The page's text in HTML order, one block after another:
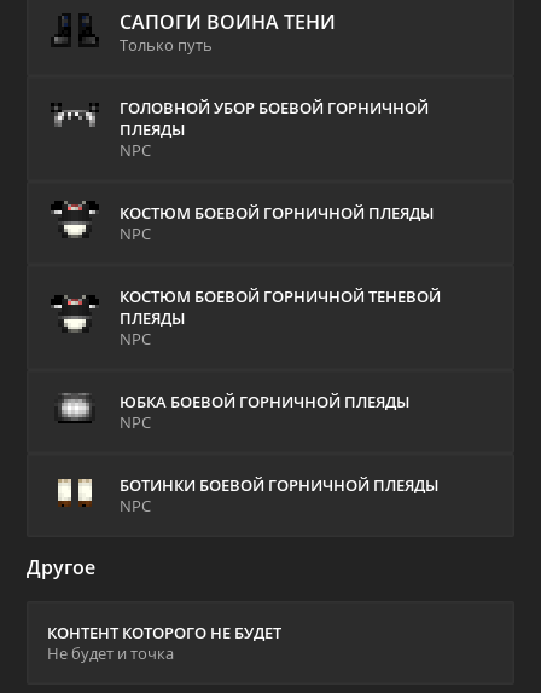
САПОГИ ВОИНА ТЕНИ
Только путь
ГОЛОВНОЙ УБОР БОЕВОЙ ГОРНИЧНОЙ
ПЛЕЯДЫ
NPC
КОСТЮМ БОЕВОЙ ГОРНИЧНОЙ ПЛЕЯДЫ
NPC
КОСТЮМ БОЕВОЙ ГОРНИЧНОЙ ТЕНЕВОЙ
ПЛЕЯДЫ
NPC
ЮБКА БОЕВОЙ ГОРНИЧНОЙ ПЛЕЯДЫ
NPC
БОТИНКИ БОЕВОЙ ГОРНИЧНОЙ ПЛЕЯДЫ
NPC
Другое
КОНТЕНТ КОТОРОГО НЕ БУДЕТ
Не будет и точка